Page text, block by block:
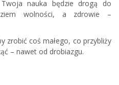
nauka będzie drogą do
wolności, a zdrowie –
zrobić coś małego, co przybliży
– nawet od drobiazgu.